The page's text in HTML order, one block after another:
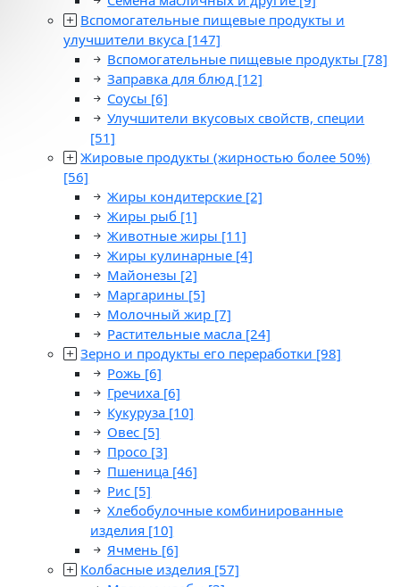
Вспомогательные пищевые продукты и
улучшители вкуса [147]
Вспомогательные пищевые продукты [78]
Заправка для блюд [12]
Соусы [6]
Улучшители вкусовых свойств, специи
[51]
Жировые продукты (жирностью более 50%)
[56]
Жиры кондитерские [2]
Жиры рыб [1]
Животные жиры [11]
Жиры кулинарные [4]
Майонезы [2]
Маргарины [5]
Молочный жир [7]
Растительные масла [24]
Зерно и продукты его переработки [98]
Рожь [6]
Гречиха [6]
Кукуруза [10]
Овес [5]
Просо [3]
Пшеница [46]
Рис [5]
Хлебобулочные комбинированные
изделия [10]
Ячмень [6]
Колбасные изделия [57]